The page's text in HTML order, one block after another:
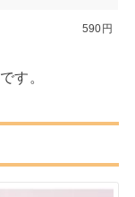
590円
す。